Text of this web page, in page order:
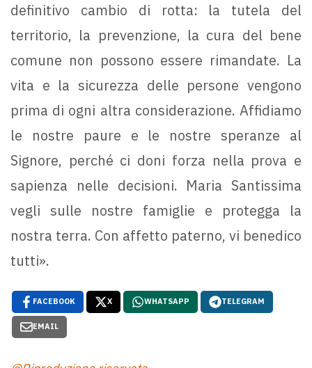
definitivo cambio di rotta: la tutela del
territorio, la prevenzione, la cura del bene
comune non possono essere rimandate. La
vita e la sicurezza delle persone vengono
prima di ogni altra considerazione. Affidiamo
le nostre paure e le nostre speranze al
Signore, perché ci doni forza nella prova e
sapienza nelle decisioni. Maria Santissima
vegli sulle nostre famiglie e protegga la
nostra terra. Con affetto paterno, vi benedico
tutti».
FACEBOOK X WHATSAPP TELEGRAM
EMAIL